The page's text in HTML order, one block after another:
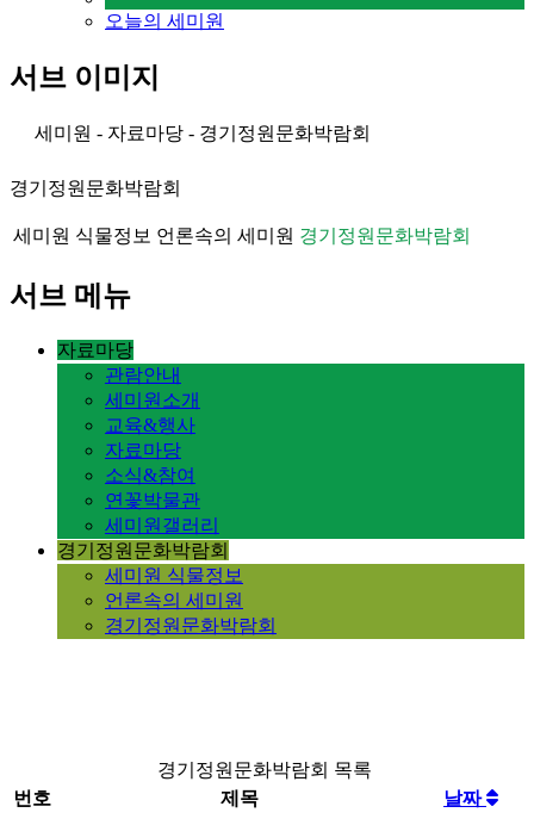
오늘의 세미원
서브 이미지
세미원 - 자료마당 - 경기정원문화박람회
경기정원문화박람회
세미원 식물정보 언론속의 세미원 경기정원문화박람회
서브 메뉴
자료마당
관람안내
세미원소개
교육&행사
자료마당
소식&참여
연꽃박물관
세미원갤러리
경기정원문화박람회
세미원 식물정보
언론속의 세미원
경기정원문화박람회
경기정원문화박람회 목록
번호
제목 날짜